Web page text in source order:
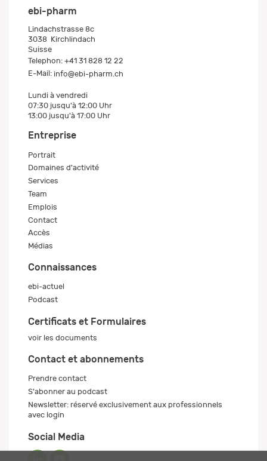
ebi-pharm
Lindachstrasse 8c
3038 Kirchlindach
Suisse
Telephon: +41 31 828 12 22
E-Mail: info@ebi-pharm.ch
Lundi à vendredi
07:30 jusqu'à 12:00 Uhr
13:00 jusqu'à 17:00 Uhr
Entreprise
Portrait
Domaines d'activité
Services
Team
Emplois
Contact
Accès
Médias
Connaissances
ebi-actuel
Podcast
Certificats et Formulaires
voir les documents
Contact et abonnements
Prendre contact
S'abonner au podcast
Newsletter: réservé exclusivement aux professionnels
avec login
Social Media